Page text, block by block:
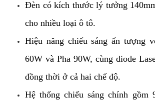
Đèn có kích thước lý tưởng
cho nhiều loại ô tô.
Hiệu năng chiếu sáng ấn tượng
60W và Pha 90W, cùng diode
đồng thời ở cả hai chế độ.
Hệ thống chiếu sáng chính